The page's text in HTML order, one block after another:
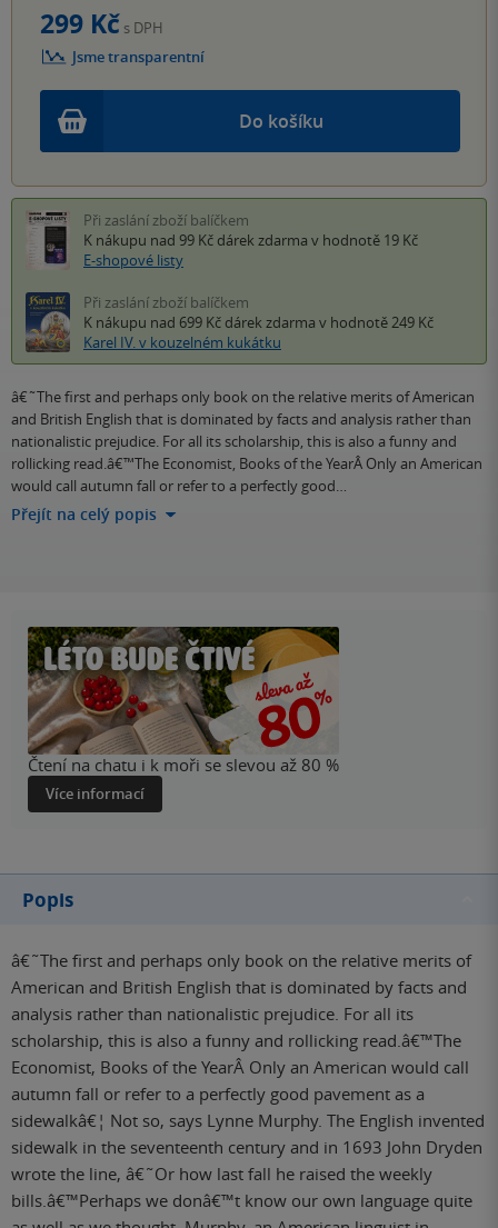
Do košíku
299 Kč s DPH
Jsme transparentní
Při zaslání zboží balíčkem
K nákupu nad 99 Kč dárek zdarma v hodnotě 19 Kč
E-shopové listy
Při zaslání zboží balíčkem
K nákupu nad 699 Kč dárek zdarma v hodnotě 249 Kč
Karel IV. v kouzelném kukátku
â€˜The first and perhaps only book on the relative merits of American
and British English that is dominated by facts and analysis rather than
nationalistic prejudice. For all its scholarship, this is also a funny and
rollicking read.â€™The Economist, Books of the YearÂ Only an American
would call autumn fall or refer to a perfectly good…
Přejít na celý popis
Čtení na chatu i k moři se slevou až 80 %
Více informací
Popis
â€˜The first and perhaps only book on the relative merits of
American and British English that is dominated by facts and
analysis rather than nationalistic prejudice. For all its
scholarship, this is also a funny and rollicking read.â€™The
Economist, Books of the YearÂ Only an American would call
autumn fall or refer to a perfectly good pavement as a
sidewalkâ€¦ Not so, says Lynne Murphy. The English invented
sidewalk in the seventeenth century and in 1693 John Dryden
wrote the line, â€˜Or how last fall he raised the weekly
bills.â€™Perhaps we donâ€™t know our own language quite